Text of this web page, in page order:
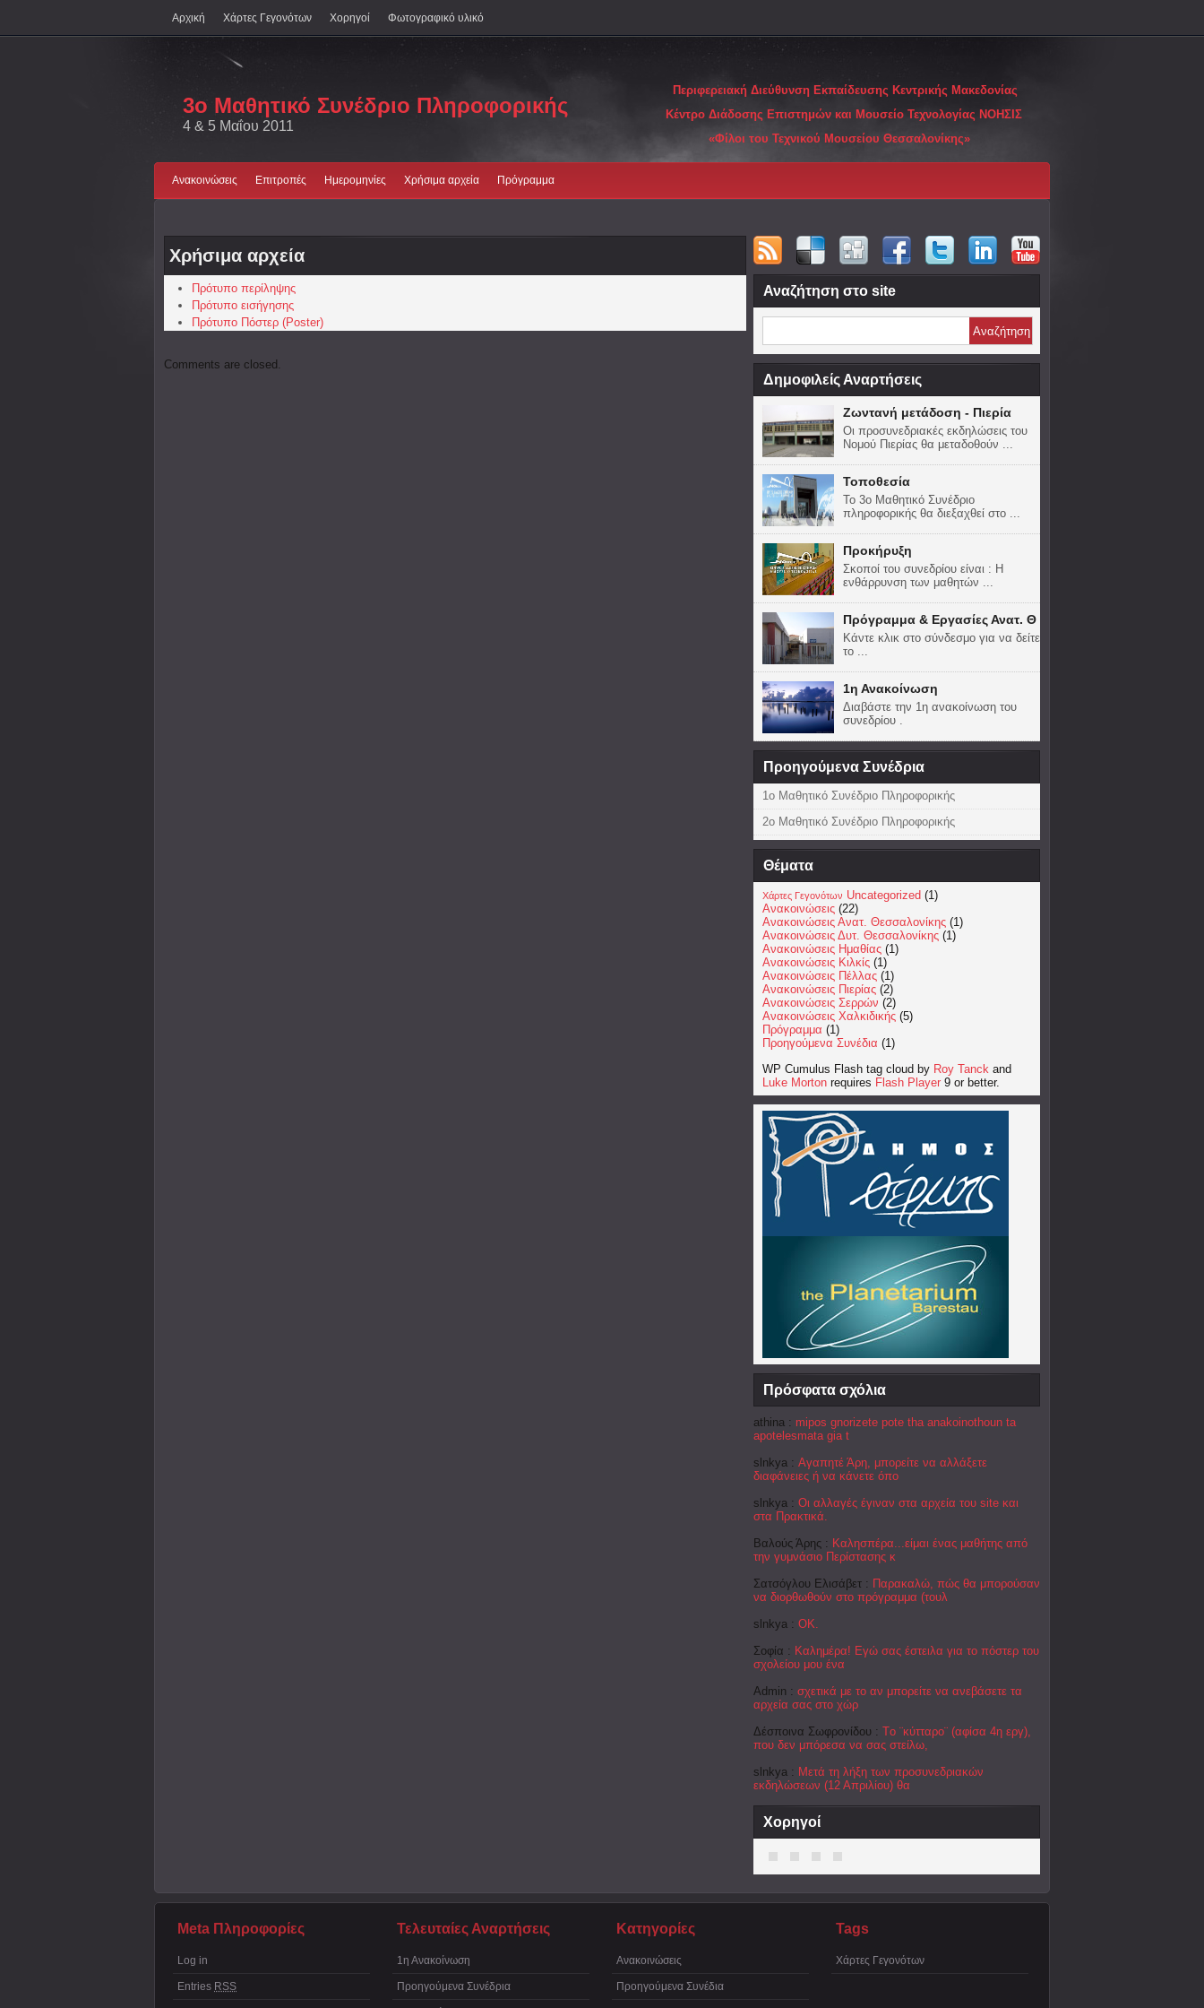
Αρχική Χάρτες Γεγονότων Χορηγοί Φωτογραφικό υλικό
3ο Μαθητικό Συνέδριο Πληροφορικής
4 & 5 Μαΐου 2011
Περιφερειακή Διεύθυνση Εκπαίδευσης Κεντρικής Μακεδονίας
Κέντρο Διάδοσης Επιστημών και Μουσείο Τεχνολογίας ΝΟΗΣΙΣ
«Φίλοι του Τεχνικού Μουσείου Θεσσαλονίκης»
Ανακοινώσεις Επιτροπές Ημερομηνίες Χρήσιμα αρχεία Πρόγραμμα
Χρήσιμα αρχεία
Πρότυπο περίληψης
Πρότυπο εισήγησης
Πρότυπο Πόστερ (Poster)
Comments are closed.
Αναζήτηση στο site
Δημοφιλείς Αναρτήσεις
Ζωντανή μετάδοση - Πιερία
Οι προσυνεδριακές εκδηλώσεις του
Νομού Πιερίας θα μεταδοθούν ...
Τοποθεσία
Το 3ο Μαθητικό Συνέδριο
πληροφορικής θα διεξαχθεί στο ...
Προκήρυξη
Σκοποί του συνεδρίου είναι : Η
ενθάρρυνση των μαθητών ...
Πρόγραμμα & Εργασίες Ανατ. Θ
Κάντε κλικ στο σύνδεσμο για να δείτε
το ...
1η Ανακοίνωση
Διαβάστε την 1η ανακοίνωση του
συνεδρίου .
Προηγούμενα Συνέδρια
1ο Μαθητικό Συνέδριο Πληροφορικής
2ο Μαθητικό Συνέδριο Πληροφορικής
Θέματα
Χάρτες Γεγονότων Uncategorized (1)
Ανακοινώσεις (22)
Ανακοινώσεις Ανατ. Θεσσαλονίκης (1)
Ανακοινώσεις Δυτ. Θεσσαλονίκης (1)
Ανακοινώσεις Ημαθίας (1)
Ανακοινώσεις Κιλκίς (1)
Ανακοινώσεις Πέλλας (1)
Ανακοινώσεις Πιερίας (2)
Ανακοινώσεις Σερρών (2)
Ανακοινώσεις Χαλκιδικής (5)
Πρόγραμμα (1)
Προηγούμενα Συνέδια (1)
WP Cumulus Flash tag cloud by Roy Tanck and
Luke Morton requires Flash Player 9 or better.
Πρόσφατα σχόλια
athina : mipos gnorizete pote tha anakoinothoun ta
apotelesmata gia t
slnkya : Αγαπητέ Άρη, μπορείτε να αλλάξετε
διαφάνειες ή να κάνετε όπο
slnkya : Οι αλλαγές έγιναν στα αρχεία του site και
στα Πρακτικά.
Βαλούς Άρης : Καλησπέρα...είμαι ένας μαθήτης από
την γυμνάσιο Περίστασης κ
Σατσόγλου Ελισάβετ : Παρακαλώ, πώς θα μπορούσαν
να διορθωθούν στο πρόγραμμα (τουλ
slnkya : OK.
Σοφία : Καλημέρα! Εγώ σας έστειλα για το πόστερ του
σχολείου μου ένα
Admin : σχετικά με το αν μπορείτε να ανεβάσετε τα
αρχεία σας στο χώρ
Δέσποινα Σωφρονίδου : Tο ¨κύτταρο¨ (αφίσα 4η εργ),
που δεν μπόρεσα να σας στείλω,
slnkya : Μετά τη λήξη των προσυνεδριακών
εκδηλώσεων (12 Απριλίου) θα
Χορηγοί
Meta Πληροφορίες
Log in
Entries RSS
Τελευταίες Αναρτήσεις
1η Ανακοίνωση
Προηγούμενα Συνέδρια
Κατηγορίες
Ανακοινώσεις
Προηγούμενα Συνέδια
Tags
Χάρτες Γεγονότων